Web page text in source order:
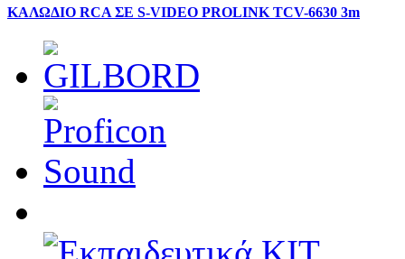
ΚΑΛΩΔΙΟ RCA ΣΕ S-VIDEO PROLINK TCV-6630 3m